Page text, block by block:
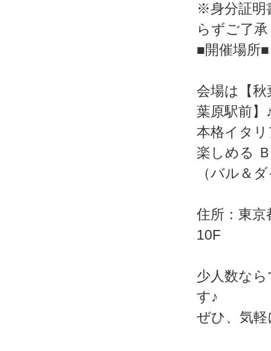
※身分証明
らずご了
■開催場所■
会場は【
葉原駅前】
本格イタ
楽しめる
（バル＆
住所：東
10F
少人数な
す♪
ぜひ、気